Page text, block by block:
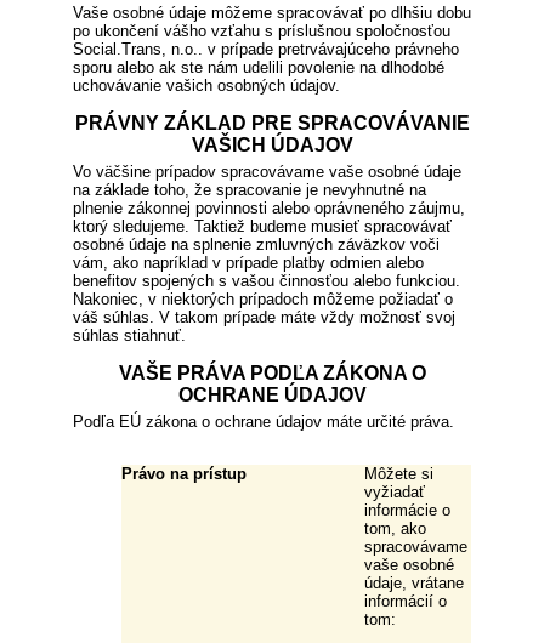
Vaše osobné údaje môžeme spracovávať po dlhšiu dobu
po ukončení vášho vzťahu s príslušnou spoločnosťou
Social.Trans, n.o.. v prípade pretrvávajúceho právneho
sporu alebo ak ste nám udelili povolenie na dlhodobé
uchovávanie vašich osobných údajov.
PRÁVNY ZÁKLAD PRE SPRACOVÁVANIE
VAŠICH ÚDAJOV
Vo väčšine prípadov spracovávame vaše osobné údaje
na základe toho, že spracovanie je nevyhnutné na
plnenie zákonnej povinnosti alebo oprávneného záujmu,
ktorý sledujeme. Taktiež budeme musieť spracovávať
osobné údaje na splnenie zmluvných záväzkov voči
vám, ako napríklad v prípade platby odmien alebo
benefitov spojených s vašou činnosťou alebo funkciou.
Nakoniec, v niektorých prípadoch môžeme požiadať o
váš súhlas. V takom prípade máte vždy možnosť svoj
súhlas stiahnuť.
VAŠE PRÁVA PODĽA ZÁKONA O
OCHRANE ÚDAJOV
Podľa EÚ zákona o ochrane údajov máte určité práva.
Právo na prístup
Môžete si
vyžiadať
informácie o
tom, ako
spracovávame
vaše osobné
údaje, vrátane
informácií o
tom: